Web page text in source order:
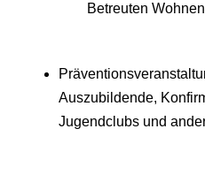
Betreuten
Auszubildende,
Jugendclubs und